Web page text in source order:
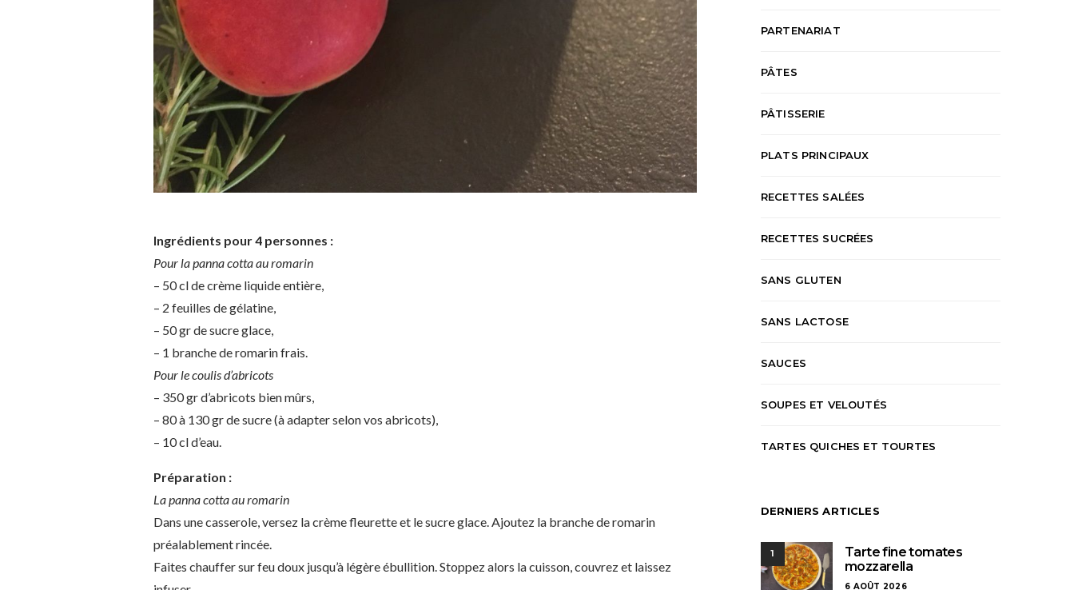
Ingrédients pour 4 personnes :
Pour la panna cotta au romarin
– 50 cl de crème liquide entière,
– 2 feuilles de gélatine,
– 50 gr de sucre glace,
– 1 branche de romarin frais.
Pour le coulis d’abricots
– 350 gr d’abricots bien mûrs,
– 80 à 130 gr de sucre (à adapter selon vos abricots),
– 10 cl d’eau.
Préparation :
La panna cotta au romarin
Dans une casserole, versez la crème fleurette et le sucre glace. Ajoutez la branche de romarin
préalablement rincée.
Faites chauffer sur feu doux jusqu’à légère ébullition. Stoppez alors la cuisson, couvrez et laissez
PARTENARIAT
PÂTES
PÂTISSERIE
PLATS PRINCIPAUX
RECETTES SALÉES
RECETTES SUCRÉES
SANS GLUTEN
SANS LACTOSE
SAUCES
SOUPES ET VELOUTÉS
TARTES QUICHES ET TOURTES
DERNIERS ARTICLES
1
Tarte fine tomates
mozzarella
6 AOÛT 2026